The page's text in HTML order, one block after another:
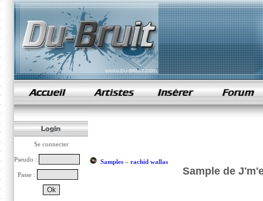
samples de rap
Se connecter
Pseudo :
Passe :
Samples» rachid wallas
Sample de